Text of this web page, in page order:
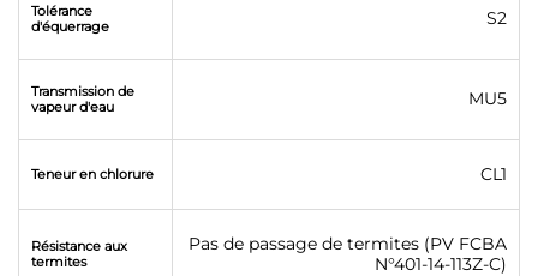
Tolérance
d'équerrage
S2
Transmission de
vapeur d'eau
MU5
Teneur en chlorure CL1
Résistance aux
termites
Pas de passage de termites (PV FCBA
N°401-14-113Z-C)